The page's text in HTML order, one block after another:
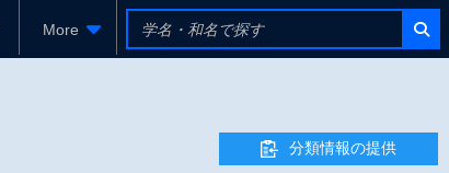
More
分類情報の提供